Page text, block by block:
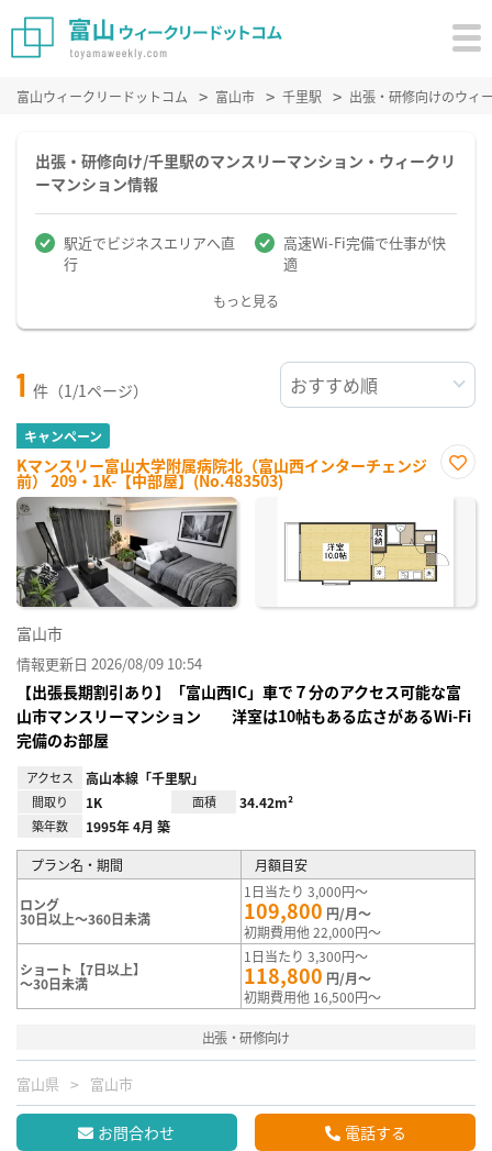
富山ウィークリードットコム 富山市 千里駅 出張・研修向けのウィ
出張・研修向け/千里駅のマンスリーマンション・ウィークリ
ーマンション情報
駅近でビジネスエリアへ直
行
高速Wi-Fi完備で仕事が快
適
もっと見る
1 件（1/1ページ）
キャンペーン
Kマンスリー富山大学附属病院北（富山西インターチェンジ
前） 209・1K-【中部屋】(No.483503)
に入
富山市
情報更新日 2026/08/09 10:54
【出張長期割引あり】「富山西IC」車で７分のアクセス可能な富
山市マンスリーマンション 洋室は10帖もある広さがあるWi-Fi
完備のお部屋
アクセス 高山本線「千里駅」
間取り 1K 面積 34.42m²
築年数 1995年 4月 築
プラン名・期間 月額目安
ロング
30日以上～360日未満
1日当たり 3,000円～
109,800 円/月～
初期費用他 22,000円～
ショート【7日以上】
～30日未満
1日当たり 3,300円～
118,800 円/月～
初期費用他 16,500円～
出張・研修向け
富山県 富山市
お問合わせ 電話する